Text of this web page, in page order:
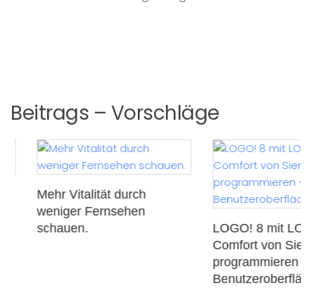
Beitrags – Vorschläge
LOGO! 8 mit LOGO!Soft
Benutzeroberfläche – Teil 1
FritzBox
einrichten.